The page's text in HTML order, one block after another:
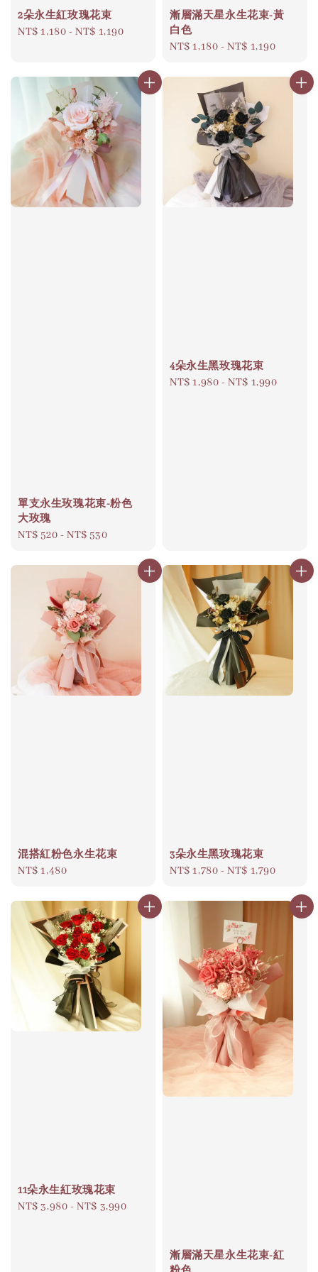
2朵永生紅玫瑰花束
Regular
NT$ 1,180 -NT$ 1,190
漸層滿天星永生花束-黃
白色
Regular
NT$ 1,180 -NT$ 1,190
單支永生玫瑰花束-粉色
大玫瑰
Regular
NT$ 520 -NT$ 530
4朵永生黑玫瑰花束
Regular
NT$ 1,980 -NT$ 1,990
混搭紅粉色永生花束
Regular
NT$ 1,480
3朵永生黑玫瑰花束
Regular
NT$ 1,780 -NT$ 1,790
11朵永生紅玫瑰花束
Regular
NT$ 3,980 -NT$ 3,990
漸層滿天星永生花束-紅